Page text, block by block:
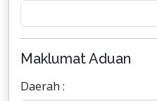
Maklumat Aduan
Daerah :